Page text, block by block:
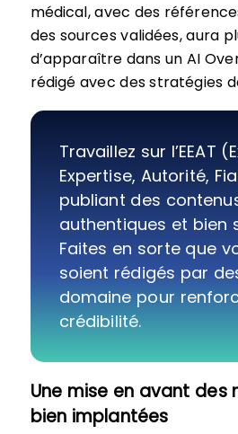
médical, avec des
des sources validées, aura
d’apparaître dans un AI
rédigé avec des stratégies
Travaillez sur l’EEAT
Expertise, Autorité,
publiant des
authentiques et bien
Faites en sorte que
soient rédigés par
domaine pour
crédibilité.
Une mise en avant des
bien implantées